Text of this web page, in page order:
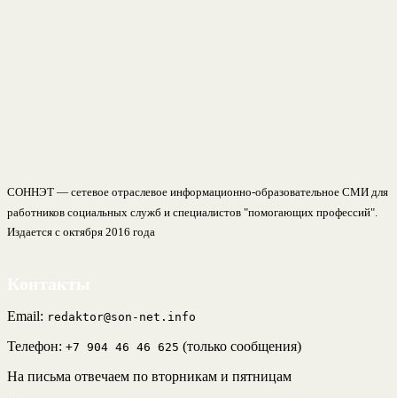
СОННЭТ — сетевое отраслевое информационно-образовательное СМИ для
работников социальных служб и специалистов "помогающих профессий".
Издается с октября 2016 года
Email: redaktor@son-net.info
Телефон: +7 904 46 46 625 (только сообщения)
На письма отвечаем по вторникам и пятницам